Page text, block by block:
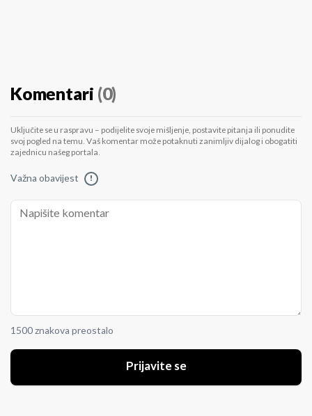
Komentari (0)
Uključite se u raspravu – podijelite svoje mišljenje, postavite pitanja ili ponudite
svoj pogled na temu. Vaš komentar može potaknuti zanimljiv dijalog i obogatiti
zajednicu našeg portala.
Važna obavijest !
1500 znakova preostalo
Prijavite se